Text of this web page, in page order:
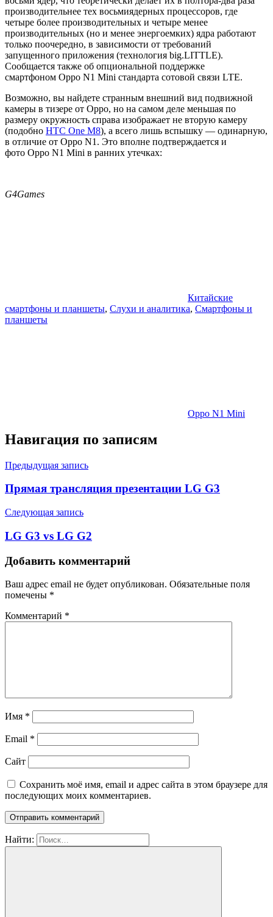
производительнее тех восьмиядерных процессоров, где
четыре более производительных и четыре менее
производительных (но и менее энергоемких) ядра работают
только поочередно, в зависимости от требований
запущенного приложения (технология big.LITTLE).
Сообщается также об опциональной поддержке
смартфоном Oppo N1 Mini стандарта сотовой связи LTE.
Возможно, вы найдете странным внешний вид подвижной
камеры в тизере от Oppo, но на самом деле меньшая по
размеру окружность справа изображает не вторую камеру
(подобно HTC One M8), а всего лишь вспышку — одинарную,
в отличие от Oppo N1. Это вполне подтверждается и
фото Oppo N1 Mini в ранних утечках:
G4Games
Китайские
смартфоны и планшеты, Слухи и аналитика, Смартфоны и
планшеты
Oppo N1 Mini
Навигация по записям
Предыдущая запись
Прямая трансляция презентации LG G3
Следующая запись
LG G3 vs LG G2
Добавить комментарий
Ваш адрес email не будет опубликован. Обязательные поля
помечены *
Комментарий *
Имя *
Email *
Сайт
Сохранить моё имя, email и адрес сайта в этом браузере для
последующих моих комментариев.
Найти: